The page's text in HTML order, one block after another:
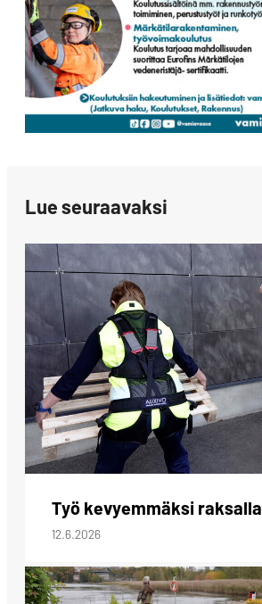
Lue seuraavaksi
Työ kevyemmäksi raksalla
12.6.2026